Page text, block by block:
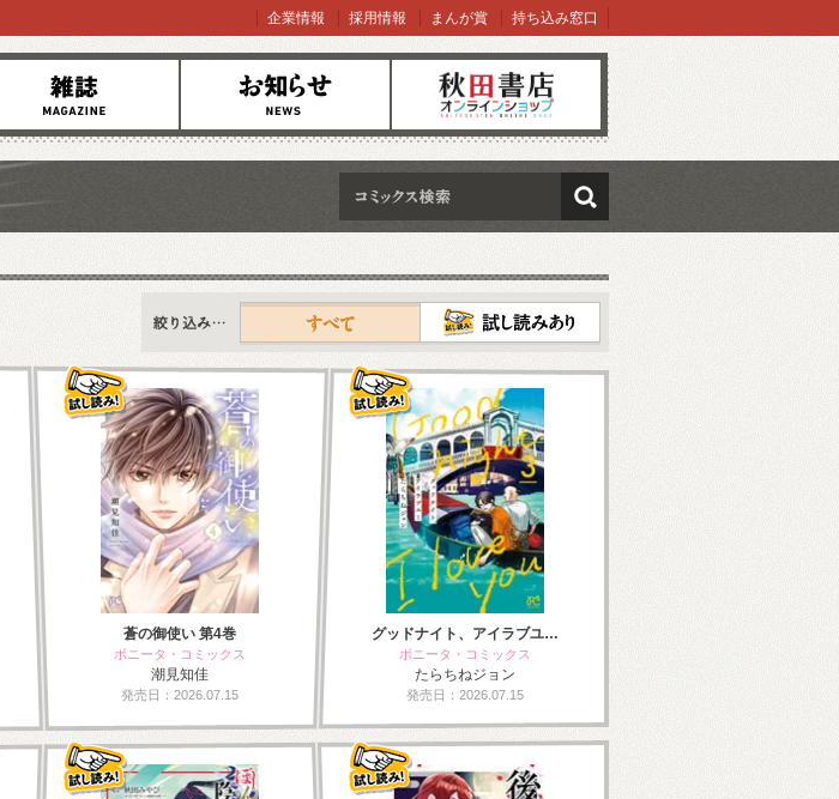
お知らせ オンラインショップ
企業情報 採用情報 まんが賞 持ち込み窓口
検索
すべて
蒼の御使い 第4巻
ボニータ・コミックス
潮見知佳
発売日：2026.07.15
グッドナイト、アイラブユ…
ボニータ・コミックス
たらちねジョン
発売日：2026.07.15